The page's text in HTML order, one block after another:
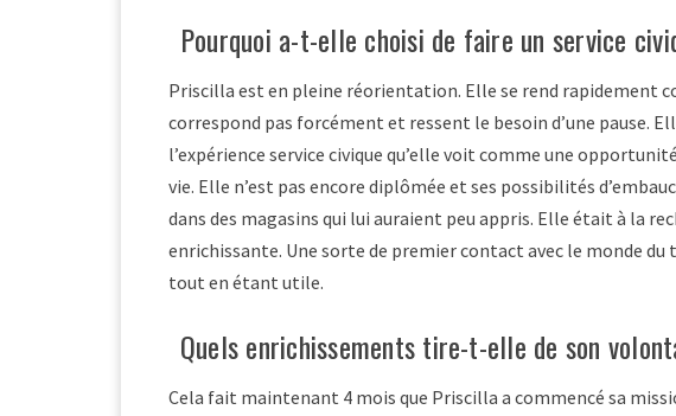
Pourquoi a-t-elle choisi de faire un service
Priscilla est en pleine réorientation. Elle se rend rapidement
correspond pas forcément et ressent le besoin d’une pause.
l’expérience service civique qu’elle voit comme une
vie. Elle n’est pas encore diplômée et ses possibilités
dans des magasins qui lui auraient peu appris. Elle était à la
enrichissante. Une sorte de premier contact avec le monde
tout en étant utile.
Quels enrichissements tire-t-elle de son
Cela fait maintenant 4 mois que Priscilla a commencé sa